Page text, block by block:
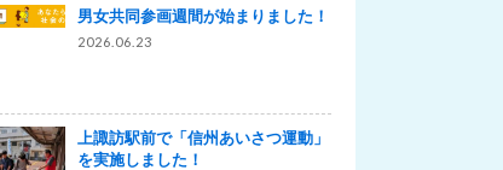
男女共同参画週間が始まりました！
2026.06.23
上諏訪駅前で「信州あいさつ運動」
を実施しました！